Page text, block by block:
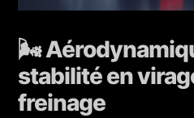
🌬️
stabilité en
freinage